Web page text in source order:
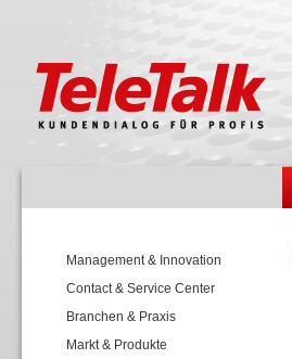
Management & Innovation
Contact & Service Center
Branchen & Praxis
Markt & Produkte